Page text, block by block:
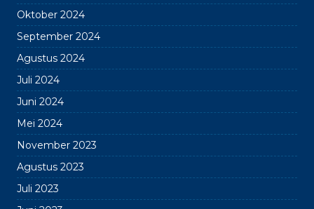
Oktober 2024
September 2024
Agustus 2024
Juli 2024
Juni 2024
Mei 2024
November 2023
Agustus 2023
Juli 2023